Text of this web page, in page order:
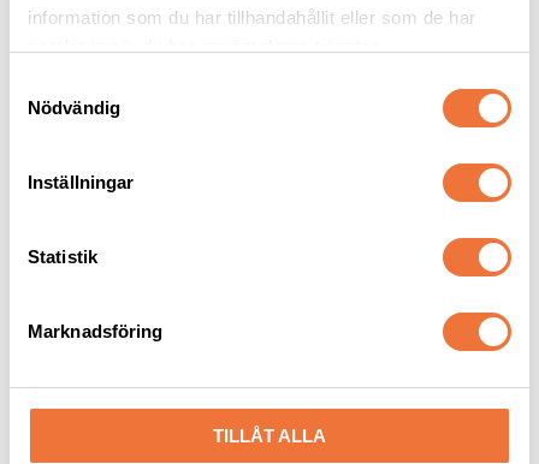
information som du har tillhandahållit eller som de har
Nödvändig
Inställningar
Statistik
Marknadsföring
TILLÅT ALLA
Keramiskt snap on-skär Fine tooth - Lämnar 6,3 mm